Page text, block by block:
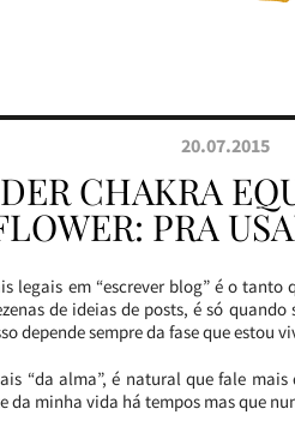
20.07.2015
CHAKRA
PRA
legais em “escrever blog” é o
de ideias de posts, é só
depende sempre da fase que estou
“da alma”, é natural que fale
da minha vida há tempos mas que